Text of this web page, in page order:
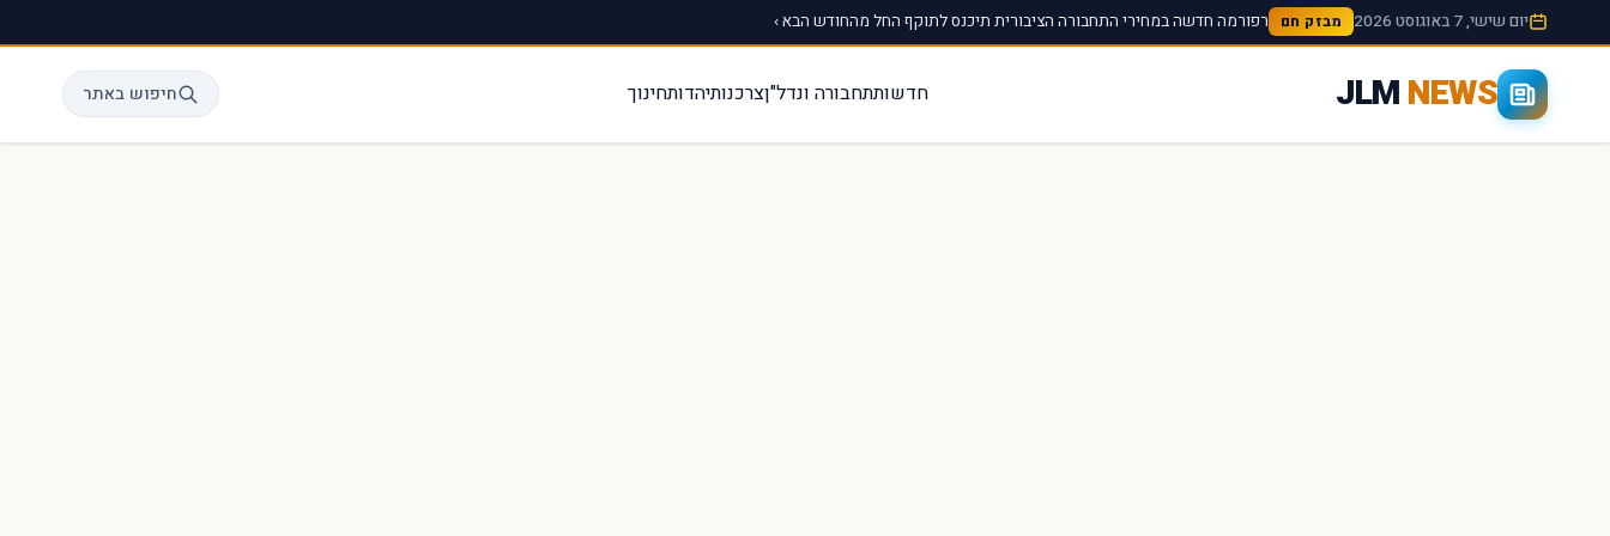
יום שישי, 7 באוגוסט 2026 מבזק חם רפורמה חדשה במחירי התחבורה הציבורית תיכנס לתוקף החל מהחודש הבא ›
JLMNEWS חדשותתחבורה ונדל"ןצרכנותיהדותחינוך חיפוש באתר